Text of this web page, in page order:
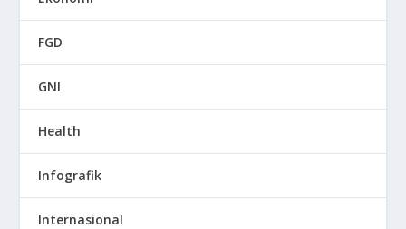
FGD
GNI
Health
Infografik
Internasional